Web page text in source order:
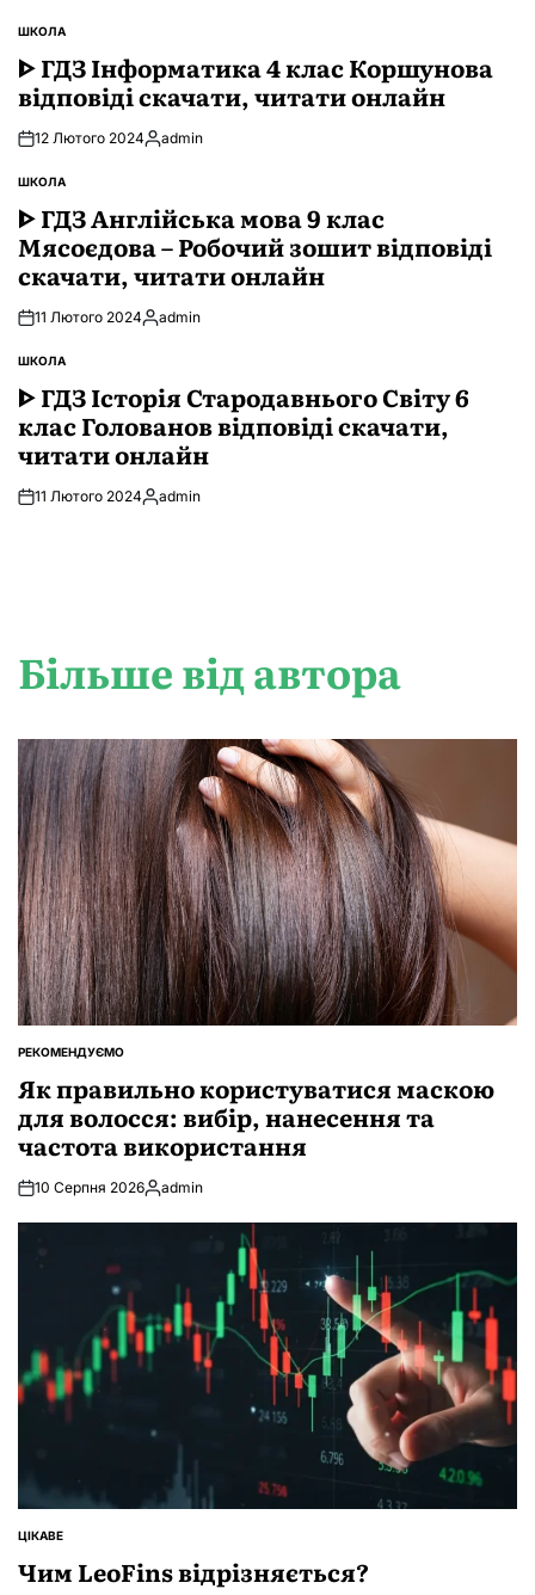
ОПУБЛІКУВАТИ
У
ШКОЛА
ᐈ ГДЗ Інформатика 4 клас Коршунова
відповіді скачати, читати онлайн
12 Лютого 2024Опубліковано
admin
ОПУБЛІКУВАТИ
У
ШКОЛА
ᐈ ГДЗ Англійська мова 9 клас
Мясоєдова – Робочий зошит відповіді
скачати, читати онлайн
11 Лютого 2024Опубліковано
admin
ОПУБЛІКУВАТИ
У
ШКОЛА
ᐈ ГДЗ Історія Стародавнього Свiту 6
клас Голованов відповіді скачати,
читати онлайн
11 Лютого 2024Опубліковано
admin
Більше від автора
ОПУБЛІКУВАТИ
РЕКОМЕНДУЄМО
Як правильно користуватися маскою
для волосся: вибір, нанесення та
частота використання
10 Серпня 2026Опубліковано
admin
ОПУБЛІКУВАТИ
ЦІКАВЕ
Чим LeoFins відрізняється?